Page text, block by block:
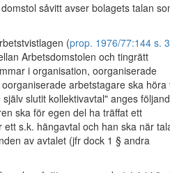
såvitt avser bolagets talan
(prop. 1976/77:144 s.
Arbetsdomstolen och tingrätt
i organisation, oorganiserade
arbetstagare ska höra
slutit kollektivavtal" anges
ska för egen del ha träffat ett
s.k. hängavtal och han ska när
av avtalet (jfr dock 1 § andra